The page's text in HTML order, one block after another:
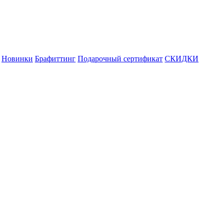
Новинки Брафиттинг Подарочный сертификат СКИДКИ